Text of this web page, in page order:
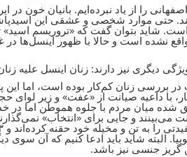
را از یاد نبرده‌ایم. بانیان خون در
حتی موارد شخصی و عشقی این
است. شاید بتوان گفت که «تروریسم
نشده است و حالا با ظهور اینسل‌ها در
دیگری نیز دارند: زنان اینسل علیه
بررسی زنان کم‌کار بوده است، اما
با داعیه صیانت از «عفت» و زیر
می‌بینند و جایی برای «انتخاب»
البته شاید باید ادعا کنیم که آن سوی
جنسی نیز باشد.